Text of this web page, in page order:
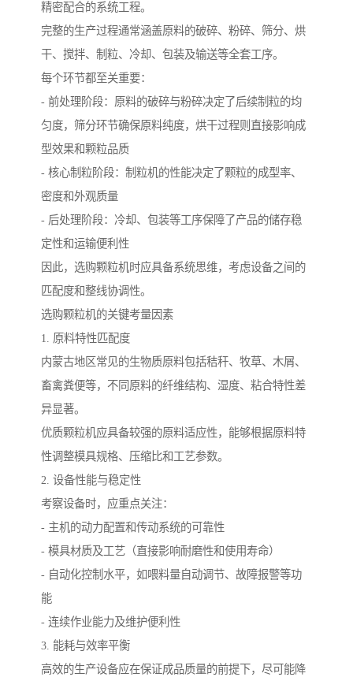
精密配合的系统工程。
完整的生产过程通常涵盖原料的破碎、粉碎、筛分、烘
干、搅拌、制粒、冷却、包装及输送等全套工序。
每个环节都至关重要：
- 前处理阶段：原料的破碎与粉碎决定了后续制粒的均
匀度，筛分环节确保原料纯度，烘干过程则直接影响成
型效果和颗粒品质
- 核心制粒阶段：制粒机的性能决定了颗粒的成型率、
密度和外观质量
- 后处理阶段：冷却、包装等工序保障了产品的储存稳
定性和运输便利性
因此，选购颗粒机时应具备系统思维，考虑设备之间的
匹配度和整线协调性。
选购颗粒机的关键考量因素
1. 原料特性匹配度
内蒙古地区常见的生物质原料包括秸秆、牧草、木屑、
畜禽粪便等，不同原料的纤维结构、湿度、粘合特性差
异显著。
优质颗粒机应具备较强的原料适应性，能够根据原料特
性调整模具规格、压缩比和工艺参数。
2. 设备性能与稳定性
考察设备时，应重点关注：
- 主机的动力配置和传动系统的可靠性
- 模具材质及工艺（直接影响耐磨性和使用寿命）
- 自动化控制水平，如喂料量自动调节、故障报警等功
能
- 连续作业能力及维护便利性
3. 能耗与效率平衡
高效的生产设备应在保证成品质量的前提下，尽可能降